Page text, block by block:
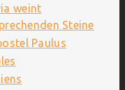
weint
Steine
Paulus